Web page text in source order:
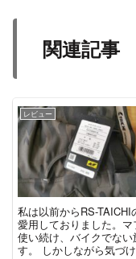
関連記事
レビュー
私は以前からRS-
愛用しておりました。
使い続け、バイクでな
す。 しかしながら気づ